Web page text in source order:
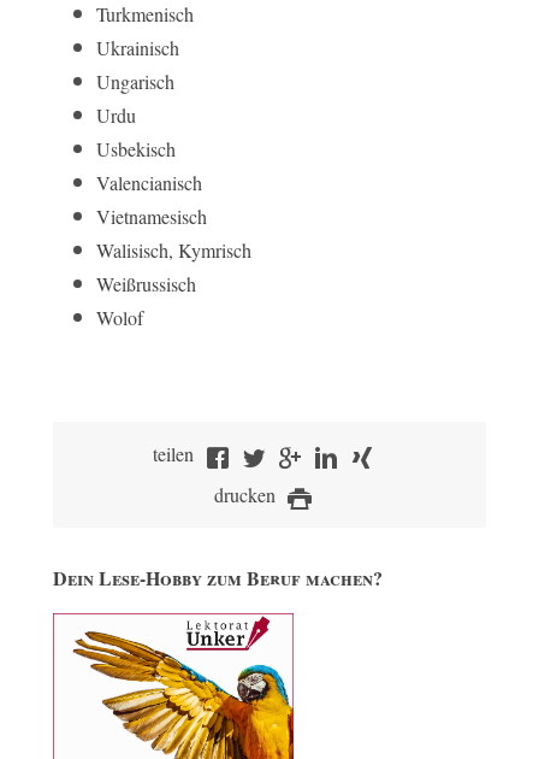
Turkmenisch
Ukrainisch
Ungarisch
Urdu
Usbekisch
Valencianisch
Vietnamesisch
Walisisch, Kymrisch
Weißrussisch
Wolof
teilen
drucken
Dein Lese-Hobby zum Beruf machen?